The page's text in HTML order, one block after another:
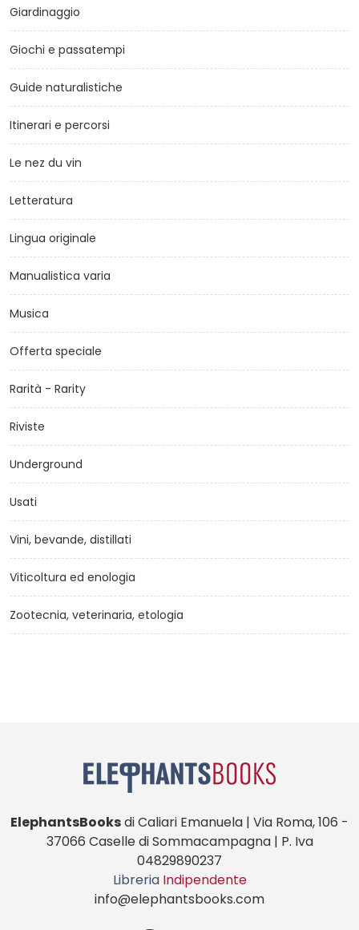
Giardinaggio
Giochi e passatempi
Guide naturalistiche
Itinerari e percorsi
Le nez du vin
Letteratura
Lingua originale
Manualistica varia
Musica
Offerta speciale
Rarità - Rarity
Riviste
Underground
Usati
Vini, bevande, distillati
Viticoltura ed enologia
Zootecnia, veterinaria, etologia
ElephantsBooksdi Caliari Emanuela | Via Roma, 106 -
37066 Caselle di Sommacampagna | P. Iva
04829890237
Libreria Indipendente
info@elephantsbooks.com